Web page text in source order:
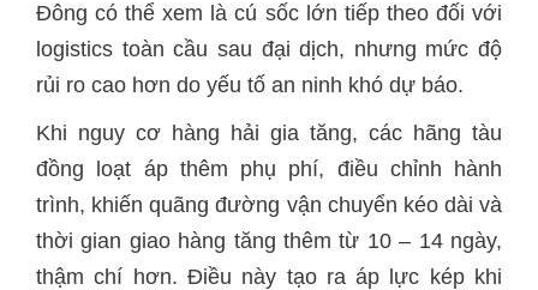
Đông có thể xem là cú sốc lớn tiếp theo đối với
logistics toàn cầu sau đại dịch, nhưng mức độ
rủi ro cao hơn do yếu tố an ninh khó dự báo.
Khi nguy cơ hàng hải gia tăng, các hãng tàu
đồng loạt áp thêm phụ phí, điều chỉnh hành
trình, khiến quãng đường vận chuyển kéo dài và
thời gian giao hàng tăng thêm từ 10 – 14 ngày,
thậm chí hơn. Điều này tạo ra áp lực kép khi